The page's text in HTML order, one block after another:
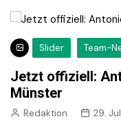
Slider Team-
Jetzt offiziell:
Münster
Redaktion 29.